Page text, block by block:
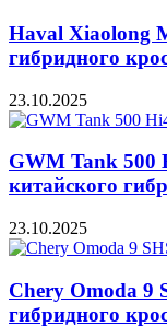
Haval Xiaolong
гибридного
23.10.2025
GWM Tank 500
китайского
23.10.2025
Chery Omoda 9
гибридного